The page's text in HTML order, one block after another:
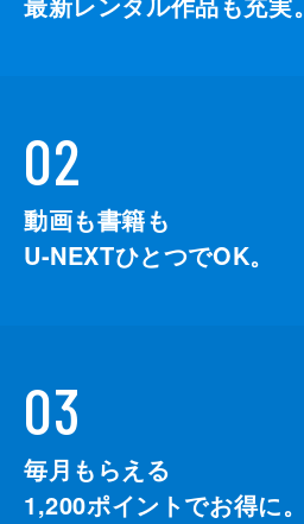
02
動画も書籍も
U-NEXTひとつでOK。
03
毎月もらえる
1,200ポイントでお得に。